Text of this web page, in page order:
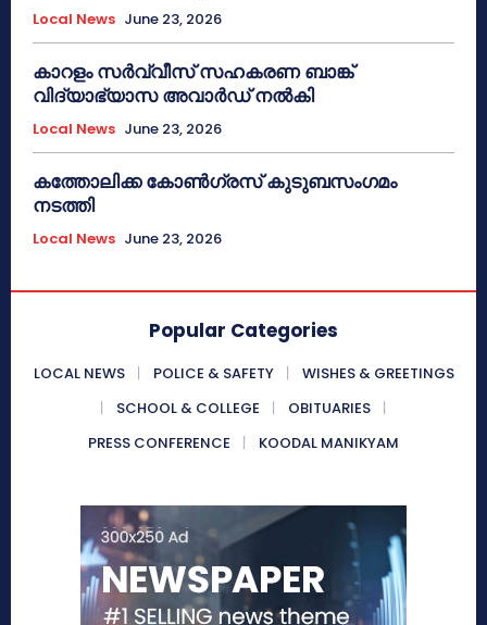
Local News June 23, 2026
കാറളം സർവ്വീസ് സഹകരണ ബാങ്ക്
വിദ്യാഭ്യാസ അവാർഡ് നൽകി
Local News June 23, 2026
കത്തോലിക്ക കോൺഗ്രസ് കുടുബസംഗമം
നടത്തി
Local News June 23, 2026
Popular Categories
LOCAL NEWS POLICE & SAFETY
WISHES & GREETINGS
SCHOOL & COLLEGE
OBITUARIES
PRESS CONFERENCE
KOODAL MANIKYAM